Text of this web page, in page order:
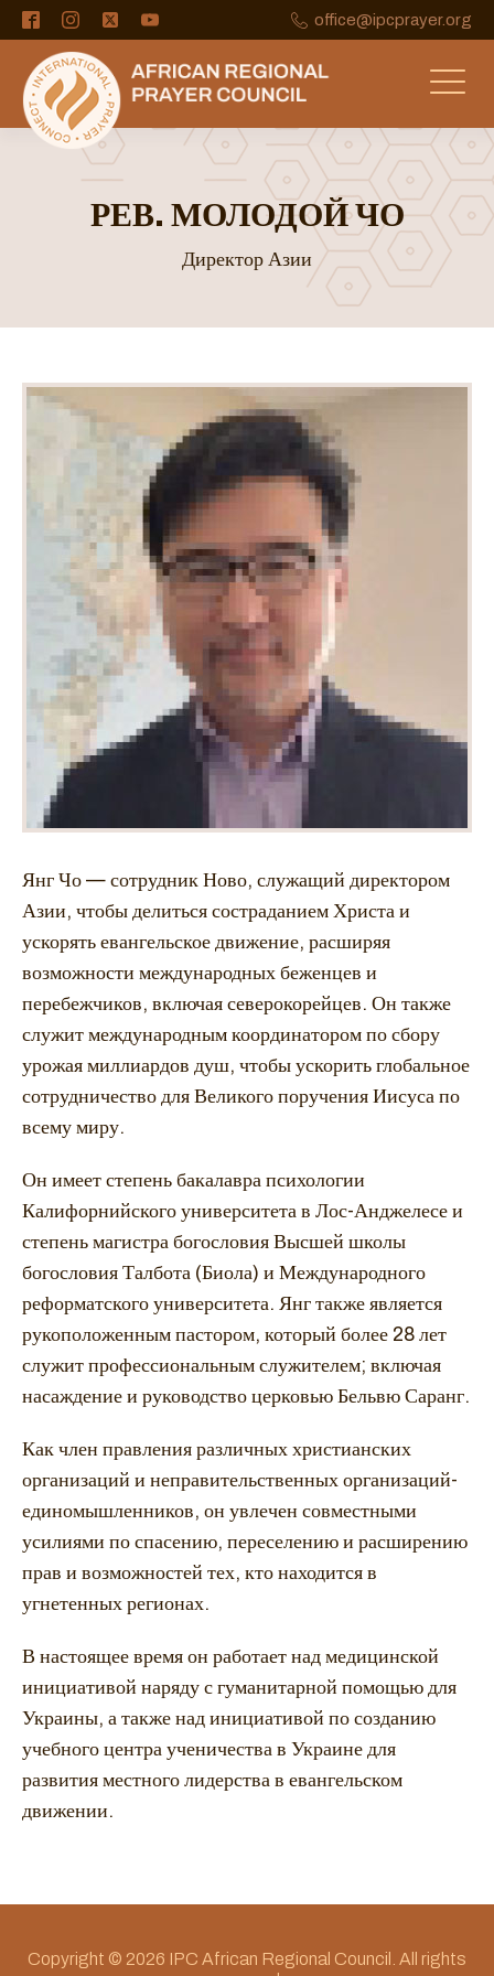
office@ipcprayer.org
РЕВ. МОЛОДОЙ ЧО
Директор Азии
Янг Чо — сотрудник Ново, служащий директором
Азии, чтобы делиться состраданием Христа и
ускорять евангельское движение, расширяя
возможности международных беженцев и
перебежчиков, включая северокорейцев. Он также
служит международным координатором по сбору
урожая миллиардов душ, чтобы ускорить глобальное
сотрудничество для Великого поручения Иисуса по
всему миру.
Он имеет степень бакалавра психологии
Калифорнийского университета в Лос-Анджелесе и
степень магистра богословия Высшей школы
богословия Талбота (Биола) и Международного
реформатского университета. Янг также является
рукоположенным пастором, который более 28 лет
служит профессиональным служителем; включая
насаждение и руководство церковью Бельвю Саранг.
Как член правления различных христианских
организаций и неправительственных организаций-
единомышленников, он увлечен совместными
усилиями по спасению, переселению и расширению
прав и возможностей тех, кто находится в
угнетенных регионах.
В настоящее время он работает над медицинской
инициативой наряду с гуманитарной помощью для
Украины, а также над инициативой по созданию
учебного центра ученичества в Украине для
развития местного лидерства в евангельском
движении.
Copyright © 2026 IPC African Regional Council. All rights